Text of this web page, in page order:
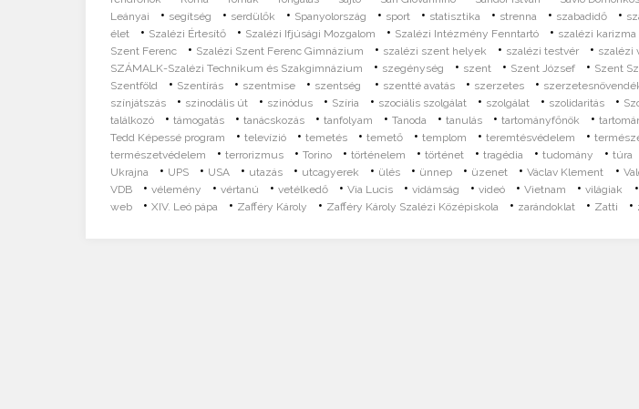
Leányai
• segítség • serdülők • Spanyolország • sport • statisztika • strenna • szabadidő •
élet
• Szalézi Értesítő • Szalézi Ifjúsági Mozgalom • Szalézi Intézmény Fenntartó • szalézi karizma
Szent Ferenc
• Szalézi Szent Ferenc Gimnázium • szalézi szent helyek • szalézi testvér • szalézi
SZÁMALK-Szalézi Technikum és Szakgimnázium • szegénység • szent • Szent József • Szent
Szentföld • Szentírás • szentmise • szentség • szentté avatás • szerzetes •
színjátszás • szinodális út • szinódus • Szíria • szociális szolgálat • szolgálat • szolidaritás •
találkozó •támogatás •tanácskozás •tanfolyam •Tanoda •tanulás •tartományfőnök •
Tedd Képessé program •televízió •temetés •temető •templom •teremtésvédelem •
természetvédelem •terrorizmus •Torino •történelem •történet •tragédia •tudomány •túra
Ukrajna • UPS • USA • utazás • utcagyerek • ülés • ünnep • üzenet •Václav Klement •
VDB •vélemény •vértanú •vetélkedő •Via Lucis •vidámság •videó •Vietnam •világiak •
web •XIV. Leó pápa • Zafféry Károly • Zafféry Károly Szalézi Középiskola • zarándoklat • Zatti •